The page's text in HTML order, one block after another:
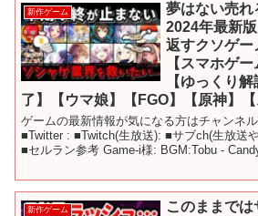
新作ゲーム
夢はない売れ
2024年最新
返すクソゲ
【スマホゲ
【ゆっくり
了】【ウマ娘】【FGO】【原神】【
ゲームの最新情報が気になる方はチャンネ
■Twitter : ■Twitch(生放送): ■サブch(生放送
■セルラン参考 Game-i様: BGM:Tobu -
新作ゲーム
このままで